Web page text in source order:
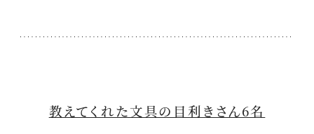
教えてくれた文具の目利きさん6名